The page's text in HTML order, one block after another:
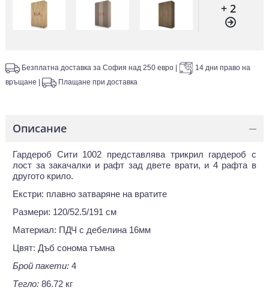
+ 2
Безплатна доставка за София над 250 евро
14 дни право на
връщане
Плащане при доставка
Описание —
Гардероб Сити 1002 представлява трикрил гардероб с
лост за закачалки и рафт зад двете врати, и 4 рафта в
другото крило.
Екстри: плавно затваряне на вратите
Размери: 120/52.5/191 см
Материал: ПДЧ с дебелина 16мм
Цвят: Дъб сонома тъмна
Брой пакети: 4
Тегло: 86.72 кг